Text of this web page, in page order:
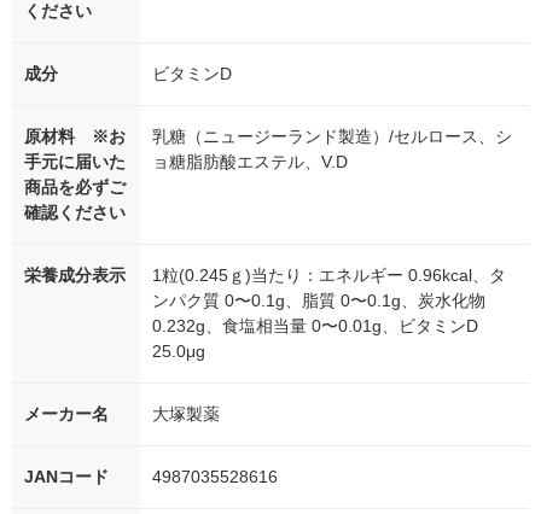
ください
成分 ビタミンD
原材料 ※お
手元に届いた
商品を必ずご
確認ください
乳糖（ニュージーランド製造）/セルロース、シ
ョ糖脂肪酸エステル、V.D
栄養成分表示
1粒(0.245ｇ)当たり：エネルギー 0.96kcal、タ
ンパク質 0〜0.1g、脂質 0〜0.1g、炭水化物
0.232g、食塩相当量 0〜0.01g、ビタミンD
25.0μg
メーカー名 大塚製薬
JANコード 4987035528616